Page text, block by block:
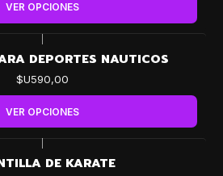
VER OPCIONES
DEPORTES NAUTICOS
$U590,00
VER OPCIONES
DE KARATE